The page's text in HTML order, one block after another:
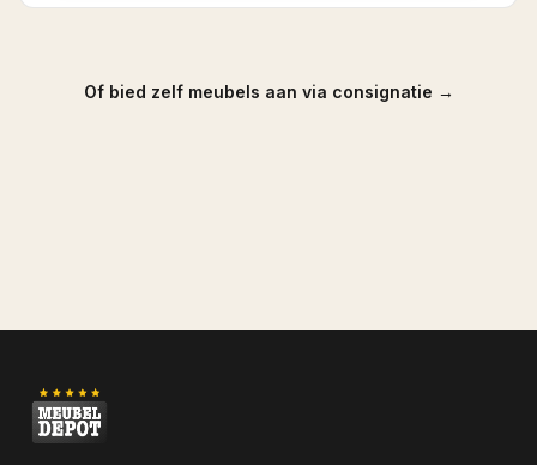
Of bied zelf meubels aan via consignatie →